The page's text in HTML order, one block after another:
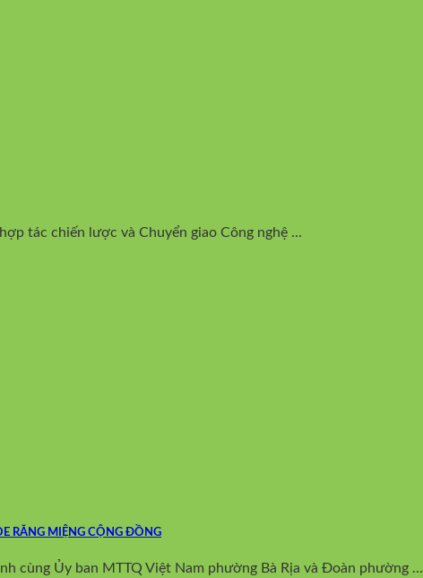
tác chiến lược và Chuyển giao Công nghệ ...
RĂNG MIỆNG CỘNG ĐỒNG
cùng Ủy ban MTTQ Việt Nam phường Bà Rịa và Đoàn phường ...